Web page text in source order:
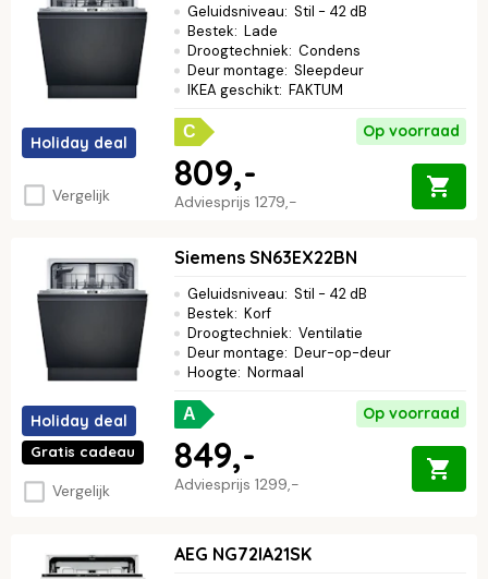
Holiday deal
Vergelijk
Geluidsniveau: Stil - 42 dB
Bestek: Lade
Droogtechniek: Condens
Deur montage: Sleepdeur
IKEA geschikt: FAKTUM
C Op voorraad
Adviesprijs 1279,-
809,-
Holiday deal
Gratis cadeau
Vergelijk
Siemens SN63EX22BN
Geluidsniveau: Stil - 42 dB
Bestek: Korf
Droogtechniek: Ventilatie
Deur montage: Deur-op-deur
Hoogte: Normaal
A Op voorraad
Adviesprijs 1299,-
849,-
AEG NG72IA21SK